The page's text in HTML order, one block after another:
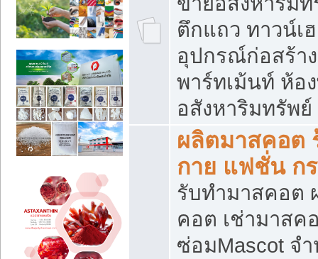
ตึกแถว ทาวน์เ
อุปกรณ์ก่อสร้า
พาร์ทเม้นท์ ห้อ
อสังหาริมทรัพ
ผลิตมาสคอต
กาย แฟชั่น กร
รับทำมาสคอต
คอต เช่ามาสค
ซ่อมMascot จ